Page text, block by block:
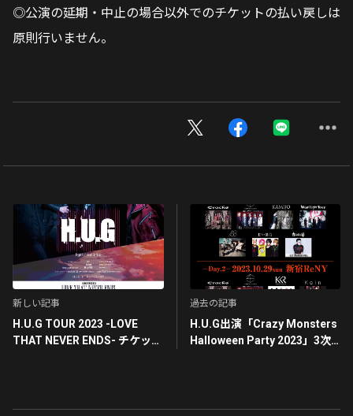
◎公演の延期・中止の場合以外でのチケットの払い戻しは
原則行いません。
新しい記事
H.U.G TOUR 2023 -LOVE
THAT NEVER ENDS- チケット
過去の記事
H.U.G出演「Crazy Monsters
Halloween Party 2023」3次